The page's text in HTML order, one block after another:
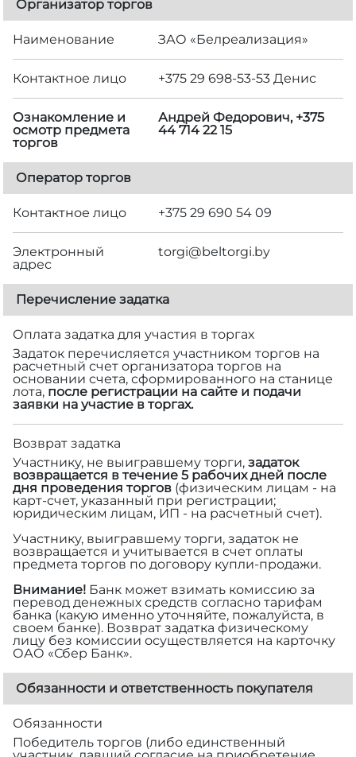
Организатор торгов
Наименование ЗАО «Белреализация»
Контактное лицо +375 29 698-53-53 Денис
Ознакомление и
осмотр предмета
торгов
Андрей Федорович, +375
44 714 22 15
Оператор торгов
Контактное лицо +375 29 690 54 09
Электронный
адрес
torgi@beltorgi.by
Перечисление задатка
Оплата задатка для участия в торгах
Задаток перечисляется участником торгов на
расчетный счет организатора торгов на
основании счета, сформированного на станице
лота, после регистрации на сайте и подачи
заявки на участие в торгах.
Возврат задатка
Участнику, не выигравшему торги, задаток
возвращается в течение 5 рабочих дней после
дня проведения торгов (физическим лицам - на
карт-счет, указанный при регистрации;
юридическим лицам, ИП - на расчетный счет).
Участнику, выигравшему торги, задаток не
возвращается и учитывается в счет оплаты
предмета торгов по договору купли-продажи.
Внимание! Банк может взимать комиссию за
перевод денежных средств согласно тарифам
банка (какую именно уточняйте, пожалуйста, в
своем банке). Возврат задатка физическому
лицу без комиссии осуществляется на карточку
ОАО «Сбер Банк».
Обязанности и ответственность покупателя
Обязанности
Победитель торгов (либо единственный